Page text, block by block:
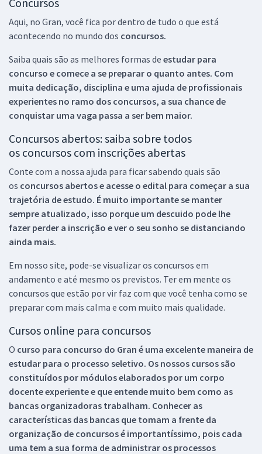
Aqui, no Gran, você fica por dentro de tudo o que está
acontecendo no mundo dos concursos.
Saiba quais são as melhores formas de estudar para
concurso e comece a se preparar o quanto antes. Com
muita dedicação, disciplina e uma ajuda de profissionais
experientes no ramo dos concursos, a sua chance de
conquistar uma vaga passa a ser bem maior.
Concursos abertos: saiba sobre todos
os concursos com inscrições abertas
Conte com a nossa ajuda para ficar sabendo quais são
os concursos abertos e acesse o edital para começar a sua
trajetória de estudo. É muito importante se manter
sempre atualizado, isso porque um descuido pode lhe
fazer perder a inscrição e ver o seu sonho se distanciando
ainda mais.
Em nosso site, pode-se visualizar os concursos em
andamento e até mesmo os previstos. Ter em mente os
concursos que estão por vir faz com que você tenha como se
preparar com mais calma e com muito mais qualidade.
Cursos online para concursos
O curso para concurso do Gran é uma excelente maneira de
estudar para o processo seletivo. Os nossos cursos são
constituídos por módulos elaborados por um corpo
docente experiente e que entende muito bem como as
bancas organizadoras trabalham. Conhecer as
características das bancas que tomam a frente da
organização de concursos é importantíssimo, pois cada
uma tem a sua forma de administrar os processos